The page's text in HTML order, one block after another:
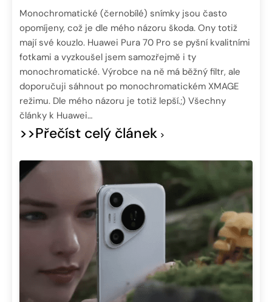
Monochromatické (černobílé) snímky jsou často
opomíjeny, což je dle mého názoru škoda. Ony totiž
mají své kouzlo. Huawei Pura 70 Pro se pyšní kvalitními
fotkami a vyzkoušel jsem samozřejmě i ty
monochromatické. Výrobce na ně má běžný filtr, ale
doporučuji sáhnout po monochromatickém XMAGE
režimu. Dle mého názoru je totiž lepší.;) Všechny
články k Huawei…
>>Přečíst celý článek